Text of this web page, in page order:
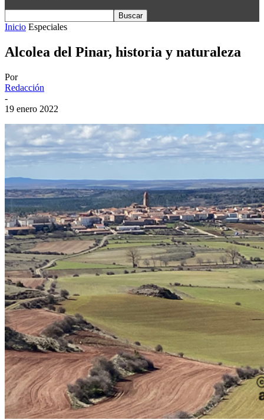
Inicio Especiales
Alcolea del Pinar, historia y naturaleza
Por
Redacción
-
19 enero 2022